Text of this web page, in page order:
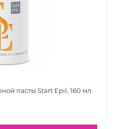
пасты Start Epil, 160 мл